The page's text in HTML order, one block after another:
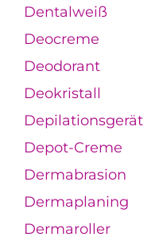
Dentalweiß
Deocreme
Deodorant
Deokristall
Depilationsgerät
Depot-Creme
Dermabrasion
Dermaplaning
Dermaroller